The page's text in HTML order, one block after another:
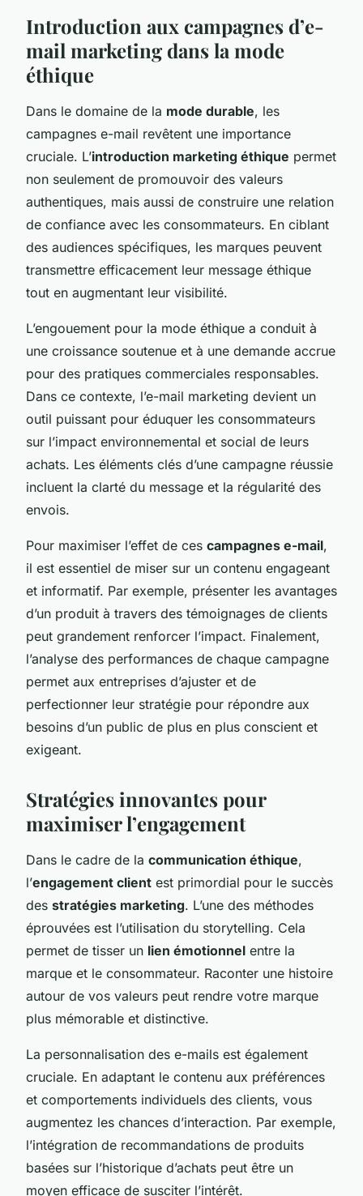
Introduction aux campagnes d’e-
mail marketing dans la mode
éthique
Dans le domaine de la mode durable, les
campagnes e-mail revêtent une importance
cruciale. L’introduction marketing éthique permet
non seulement de promouvoir des valeurs
authentiques, mais aussi de construire une relation
de confiance avec les consommateurs. En ciblant
des audiences spécifiques, les marques peuvent
transmettre efficacement leur message éthique
tout en augmentant leur visibilité.
L’engouement pour la mode éthique a conduit à
une croissance soutenue et à une demande accrue
pour des pratiques commerciales responsables.
Dans ce contexte, l’e-mail marketing devient un
outil puissant pour éduquer les consommateurs
sur l’impact environnemental et social de leurs
achats. Les éléments clés d’une campagne réussie
incluent la clarté du message et la régularité des
envois.
Pour maximiser l’effet de ces campagnes e-mail,
il est essentiel de miser sur un contenu engageant
et informatif. Par exemple, présenter les avantages
d’un produit à travers des témoignages de clients
peut grandement renforcer l’impact. Finalement,
l’analyse des performances de chaque campagne
permet aux entreprises d’ajuster et de
perfectionner leur stratégie pour répondre aux
besoins d’un public de plus en plus conscient et
exigeant.
Stratégies innovantes pour
maximiser l’engagement
Dans le cadre de la communication éthique,
l’engagement client est primordial pour le succès
des stratégies marketing. L’une des méthodes
éprouvées est l’utilisation du storytelling. Cela
permet de tisser un lien émotionnel entre la
marque et le consommateur. Raconter une histoire
autour de vos valeurs peut rendre votre marque
plus mémorable et distinctive.
La personnalisation des e-mails est également
cruciale. En adaptant le contenu aux préférences
et comportements individuels des clients, vous
augmentez les chances d’interaction. Par exemple,
l’intégration de recommandations de produits
basées sur l’historique d’achats peut être un
moyen efficace de susciter l’intérêt.